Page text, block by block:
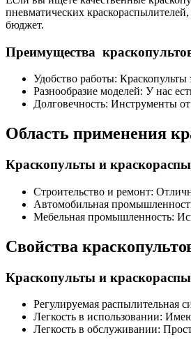
пневматических
бюджет.
Преимущества
Удобство работы: Краскопульты
Разнообразие моделей: У нас
Долговечность: Инструменты
Область применения
Краскопульты и
Строительство и ремонт:
Автомобильная
Мебельная промышленность:
Свойства
Краскопульты и
Регулируемая распылительная
Легкость в использовании:
Легкость в обслуживании: